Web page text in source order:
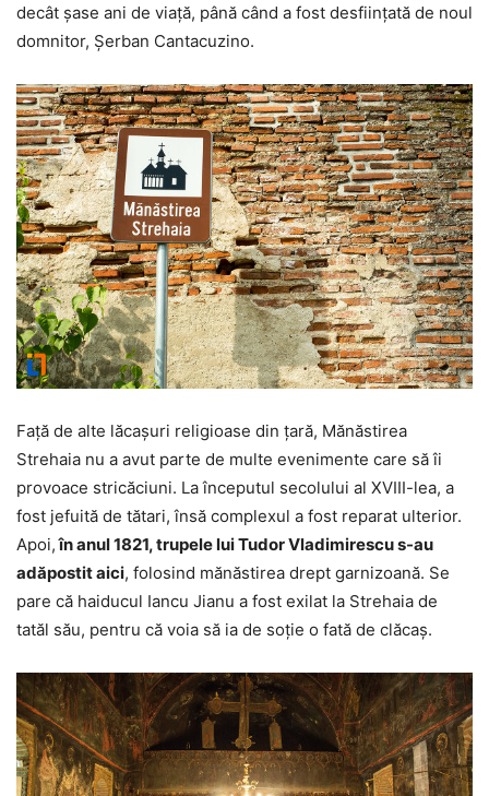
decât şase ani de viaţă, până când a fost desfiinţată de noul
domnitor, Şerban Cantacuzino.
Faţă de alte lăcaşuri religioase din ţară, Mănăstirea
Strehaia nu a avut parte de multe evenimente care să îi
provoace stricăciuni. La începutul secolului al XVIII-lea, a
fost jefuită de tătari, însă complexul a fost reparat ulterior.
Apoi,în anul 1821, trupele lui Tudor Vladimirescu s-au
adăpostit aici, folosind mănăstirea drept garnizoană. Se
pare că haiducul Iancu Jianu a fost exilat la Strehaia de
tatăl său, pentru că voia să ia de soţie o fată de clăcaş.